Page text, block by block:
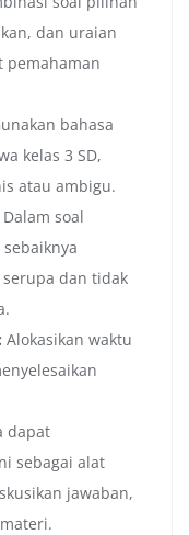
dan uraian
pemahaman
bahasa
kelas 3 SD,
atau ambigu.
Dalam soal
dan tidak
Alokasikan waktu
dapat
sebagai alat
jawaban,